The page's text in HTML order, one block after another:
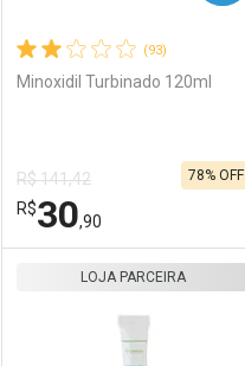
(93)
Minoxidil Turbinado 120ml
R$ 141,42
R$30,90
78% OFF
Laboratório
Por Menos
LOJA PARCEIRA